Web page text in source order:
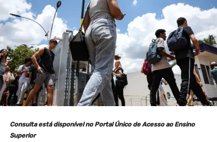
Consulta está disponível no Portal Único de Acesso ao Ensino
Superior